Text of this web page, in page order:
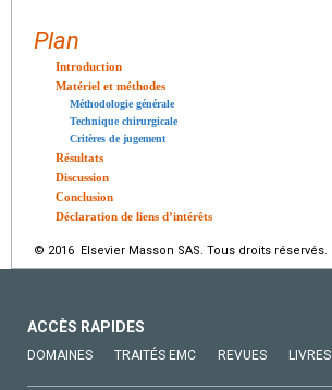
Plan
Introduction
Matériel et méthodes
Méthodologie générale
Technique chirurgicale
Critères de jugement
Résultats
Discussion
Conclusion
Déclaration de liens d’intérêts
© 2016 Elsevier Masson SAS. Tous droits réservés.
ACCÈS RAPIDES
DOMAINES TRAITÉS EMC REVUES LIVRES